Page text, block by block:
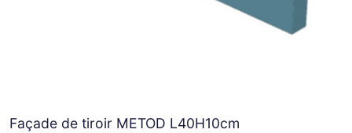
Façade de tiroir METOD L40H10cm